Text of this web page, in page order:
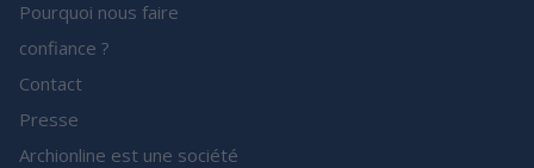
Pourquoi nous faire
confiance ?
Contact
Presse
Archionline est une société